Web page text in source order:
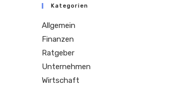
Kategorien
Allgemein
Finanzen
Ratgeber
Unternehmen
Wirtschaft